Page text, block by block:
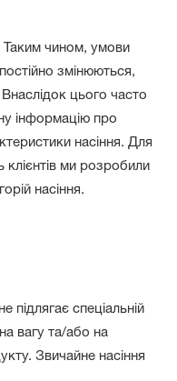
Таким чином, умови
змінюються,
цього часто
інформацію про
насіння. Для
ми розробили
насіння.
підлягає спеціальній
вагу та/або на
Звичайне насіння